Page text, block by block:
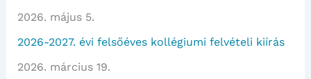
2026. május 5.
2026-2027. évi felsőéves kollégiumi felvételi kiírás
2026. március 19.